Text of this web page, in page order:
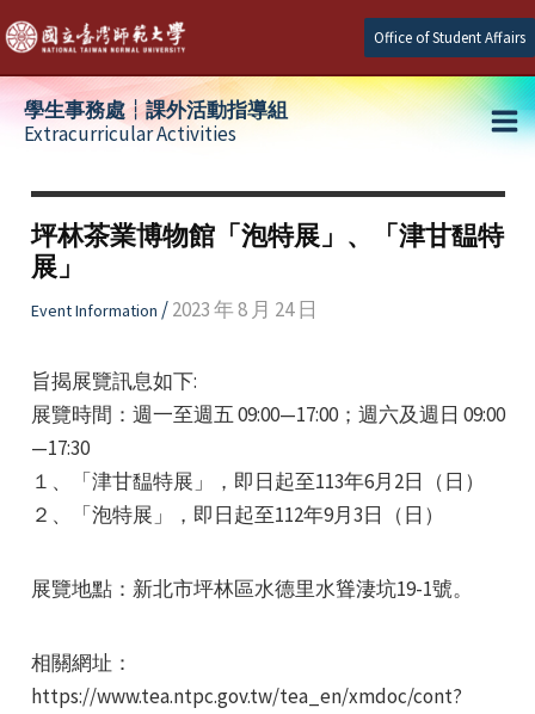
Skip
to
content
Office of Student Affairs
學生事務處┆課外活動指導組
Extracurricular Activities
坪林茶業博物館「泡特展」、「津甘馧特
展」
Event Information /2023 年 8 月 24 日
旨揭展覽訊息如下:
展覽時間：週一至週五 09:00—17:00；週六及週日 09:00
—17:30
１、「津甘馧特展」，即日起至113年6月2日（日）
２、「泡特展」，即日起至112年9月3日（日）
展覽地點：新北市坪林區水德里水聳淒坑19-1號。
相關網址：
https://www.tea.ntpc.gov.tw/tea_en/xmdoc/cont?